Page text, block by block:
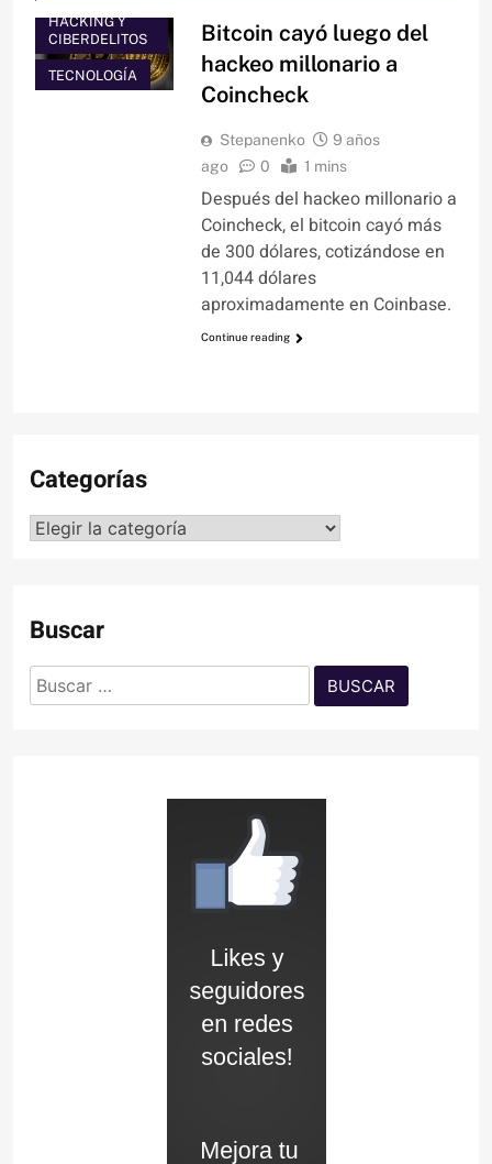
HACKING Y
CIBERDELITOS
TECNOLOGÍA
Bitcoin cayó luego del
hackeo millonario a
Coincheck
Stepanenko
9 años
ago
0 1 mins
Después del hackeo millonario a
Coincheck, el bitcoin cayó más
de 300 dólares, cotizándose en
11,044 dólares
aproximadamente en Coinbase.
Continue reading
Categorías
Categorías
Buscar
Buscar: